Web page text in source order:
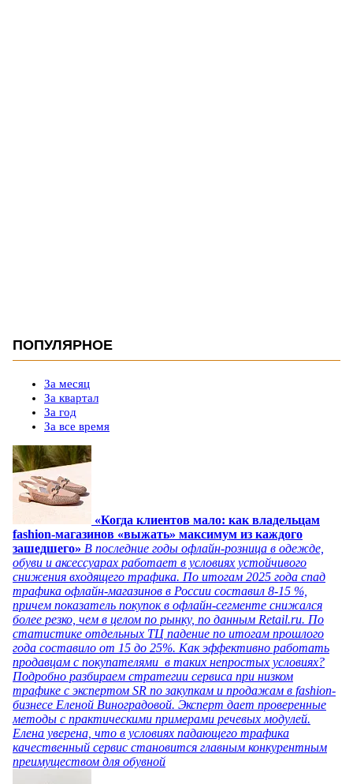
ПОПУЛЯРНОЕ
За месяц
За квартал
За год
За все время
«Когда клиентов мало: как владельцам
fashion-магазинов «выжать» максимум из каждого
зашедшего» В последние годы офлайн-розница в одежде,
обуви и аксессуарах работает в условиях устойчивого
снижения входящего трафика. По итогам 2025 года спад
трафика офлайн-магазинов в России составил 8-15 %,
причем показатель покупок в офлайн-сегменте снижался
более резко, чем в целом по рынку, по данным Retail.ru. По
статистике отдельных ТЦ падение по итогам прошлого
года составило от 15 до 25%. Как эффективно работать
продавцам с покупателями в таких непростых условиях?
Подробно разбираем стратегии сервиса при низком
трафике с экспертом SR по закупкам и продажам в fashion-
бизнесе Еленой Виноградовой. Эксперт дает проверенные
методы с практическими примерами речевых модулей.
Елена уверена, что в условиях падающего трафика
качественный сервис становится главным конкурентным
преимуществом для обувной